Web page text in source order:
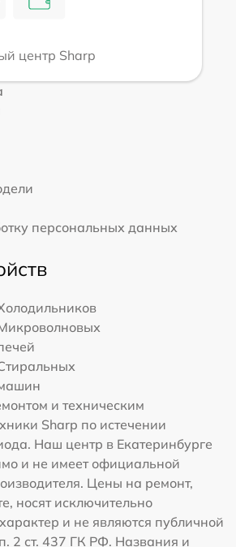
центр Sharp
персональных данных
и техническим
Sharp по истечении
Наш центр в Екатеринбурге
и не имеет официальной
Цены на ремонт,
носят исключительно
и не являются публичной
2 ст. 437 ГК РФ. Названия и